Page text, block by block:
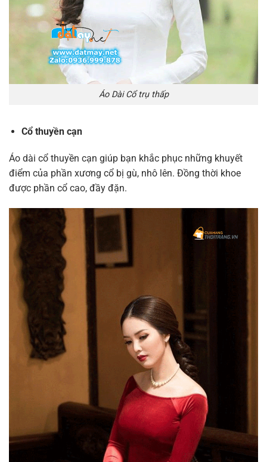
Áo Dài Cổ trụ thấp
Cổ thuyền cạn
Áo dài cổ thuyền cạn giúp bạn khắc phục những khuyết
điểm của phần xương cổ bị gù, nhô lên. Đồng thời khoe
được phần cổ cao, đầy đặn.